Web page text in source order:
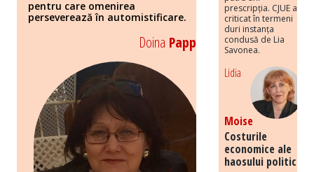
pentru care omenirea
perseverează în automistificare.
Doina Papp
prescripția. CJUE a
criticat în termeni
duri instanța
condusă de Lia
Savonea.
Lidia
Moise
Costurile
economice ale
haosului politic